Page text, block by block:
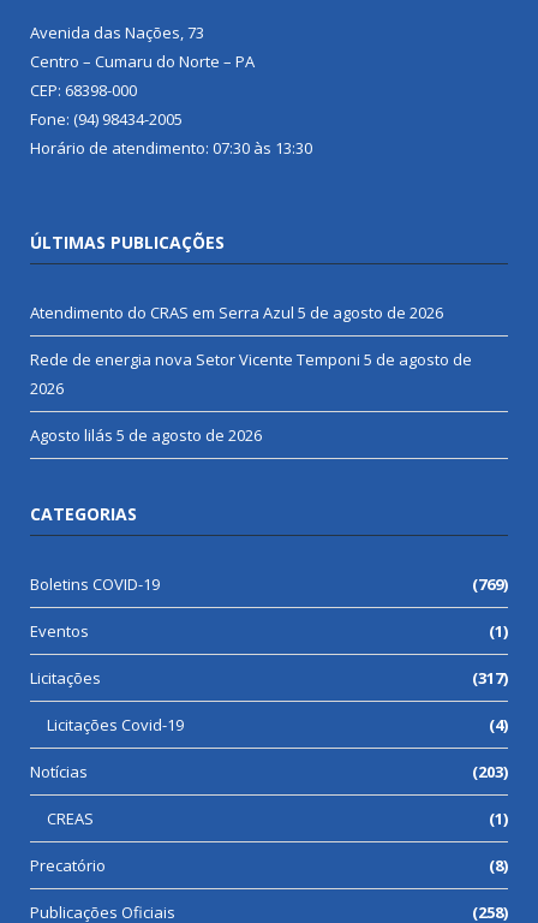
Avenida das Nações, 73
Centro – Cumaru do Norte – PA
CEP: 68398-000
Fone: (94) 98434-2005
Horário de atendimento: 07:30 às 13:30
ÚLTIMAS PUBLICAÇÕES
Atendimento do CRAS em Serra Azul 5 de agosto de 2026
Rede de energia nova Setor Vicente Temponi 5 de agosto de
2026
Agosto lilás 5 de agosto de 2026
CATEGORIAS
Boletins COVID-19 (769)
Eventos (1)
Licitações (317)
Licitações Covid-19 (4)
Notícias (203)
CREAS (1)
Precatório (8)
Publicações Oficiais (258)